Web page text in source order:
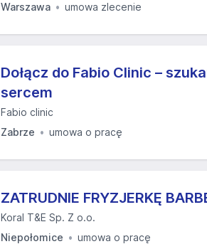
Warszawa
umowa zlecenie
Dołącz do Fabio Clinic –
sercem
Fabio clinic
Zabrze
umowa o pracę
ZATRUDNIE FRYZJERKĘ
Koral T&E Sp. Z o.o.
Niepołomice
umowa o pracę